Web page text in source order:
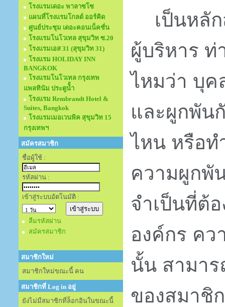
โรงแรมเดอะ พาลาซโซ
แผนที่โรงแรมโกลด์ ออร์คิด
ศูนย์ประชุม เดอะคอนเน็คชั่น
โรงแรมโนโวเทล สุขุมวิท ซ.20
โรงแรมเอส 31 (สุขุมวิท 31)
โรงแรม HOLIDAY INN
BANGKOK
โรงแรมโนโวเทล กรุงเทพ
แพลทินัม ประตูนั้ำ
โรงแรม Rembrandt Hotel &
Suites, Bangkok
โรงแรมเมอเวนพิค สุขุมวิท 15
กรุงเทพฯ
สมัครสมาชิก
ชื่อผู้ใช้ :
รหัสผ่าน :
เข้าสู่ระบบอัตโนมัติ :
ลืมรหัสผ่าน
สมัครสมาชิก
สมาชิกใหม่
สมาชิกใหม่ขณะนี้ คน
สมาชิกที่ Log in อยู่
ยังไม่มีสมาชิกที่ล็อกอินในขณะนี้
เป็นหลั
ผู้บริหาร ท่
ไหมว่า บุค
และผูกพัน
ไหน หรือท
ความผูกพั
จำเป็นที่ต้
องค์กร คว
นั้น สามาร
ของสมาชิ